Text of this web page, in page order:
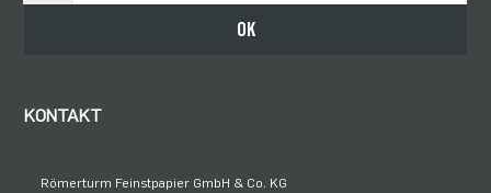
OK
KONTAKT
Römerturm Feinstpapier GmbH & Co. KG